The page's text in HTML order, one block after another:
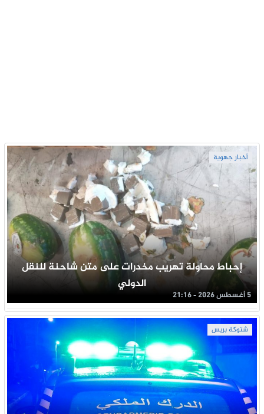
أخبار جهوية
إحباط محاولة تهريب مخدرات على متن شاحنة للنقل
الدولي
5 أغسطس 2026 - 21:16
شتوكة بريس